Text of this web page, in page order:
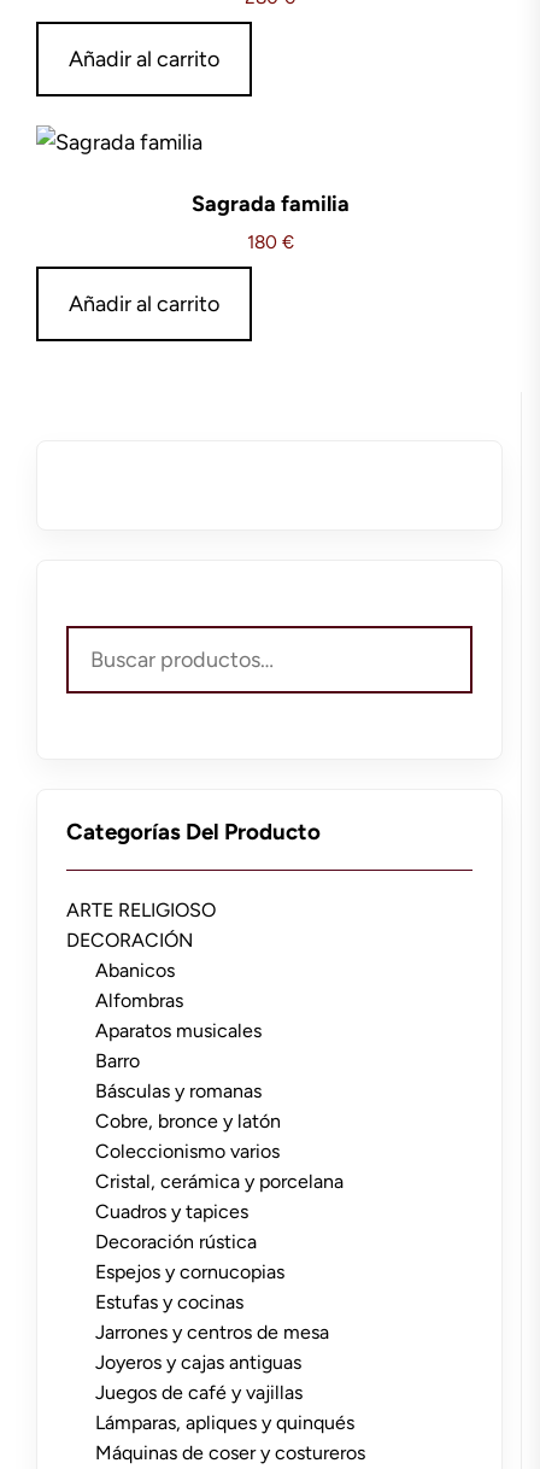
Añadir al carrito
Sagrada familia
180 €
Añadir al carrito
por:
Categorías Del Producto
ARTE RELIGIOSO
DECORACIÓN
Abanicos
Alfombras
Aparatos musicales
Barro
Básculas y romanas
Cobre, bronce y latón
Coleccionismo varios
Cristal, cerámica y porcelana
Cuadros y tapices
Decoración rústica
Espejos y cornucopias
Estufas y cocinas
Jarrones y centros de mesa
Joyeros y cajas antiguas
Juegos de café y vajillas
Lámparas, apliques y quinqués
Máquinas de coser y costureros